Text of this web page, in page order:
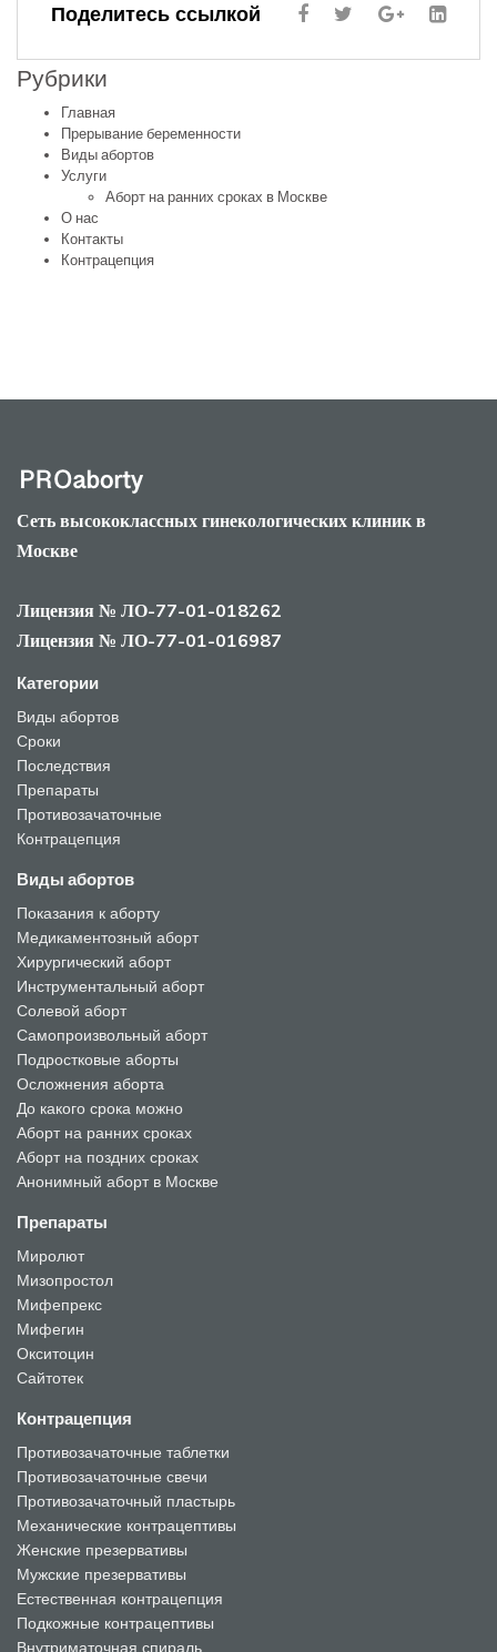
Поделитесь ссылкой
Рубрики
Главная
Прерывание беременности
Виды абортов
Услуги
Аборт на ранних сроках в Москве
О нас
Контакты
Контрацепция
Сеть высококлассных гинекологических клиник в
Москве
Лицензия № ЛО-77-01-018262
Лицензия № ЛО-77-01-016987
Категории
Виды абортов
Сроки
Последствия
Препараты
Противозачаточные
Контрацепция
Виды абортов
Показания к аборту
Медикаментозный аборт
Хирургический аборт
Инструментальный аборт
Солевой аборт
Самопроизвольный аборт
Подростковые аборты
Осложнения аборта
До какого срока можно
Аборт на ранних сроках
Аборт на поздних сроках
Анонимный аборт в Москве
Препараты
Миролют
Мизопростол
Мифепрекс
Мифегин
Окситоцин
Сайтотек
Контрацепция
Противозачаточные таблетки
Противозачаточные свечи
Противозачаточный пластырь
Механические контрацептивы
Женские презервативы
Мужские презервативы
Естественная контрацепция
Подкожные контрацептивы